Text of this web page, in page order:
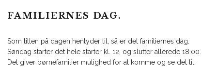
FAMILIERNES DAG.
Som titlen på dagen hentyder til, så er det familiernes dag.
Søndag starter det hele starter kl. 12, og slutter allerede 18.00.
Det giver børnefamilier mulighed for at komme og se det til